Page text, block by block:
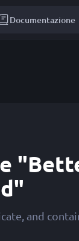
Documentazione
and